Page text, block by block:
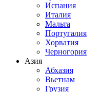
Испания
Италия
Мальта
Португалия
Хорватия
Черногория
Азия
Абхазия
Вьетнам
Грузия